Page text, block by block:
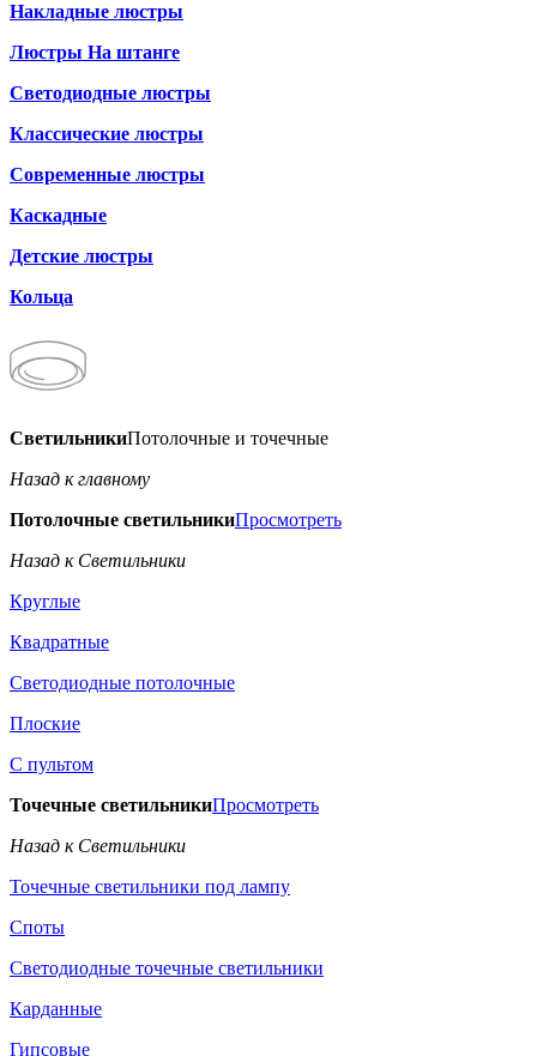
Накладные люстры
Люстры На штанге
Светодиодные люстры
Классические люстры
Современные люстры
Каскадные
Детские люстры
Кольца
СветильникиПотолочные и точечные
Назад к главному
Потолочные светильникиПросмотреть
Назад к Светильники
Круглые
Квадратные
Светодиодные потолочные
Плоские
С пультом
Точечные светильникиПросмотреть
Назад к Светильники
Точечные светильники под лампу
Споты
Светодиодные точечные светильники
Карданные
Гипсовые